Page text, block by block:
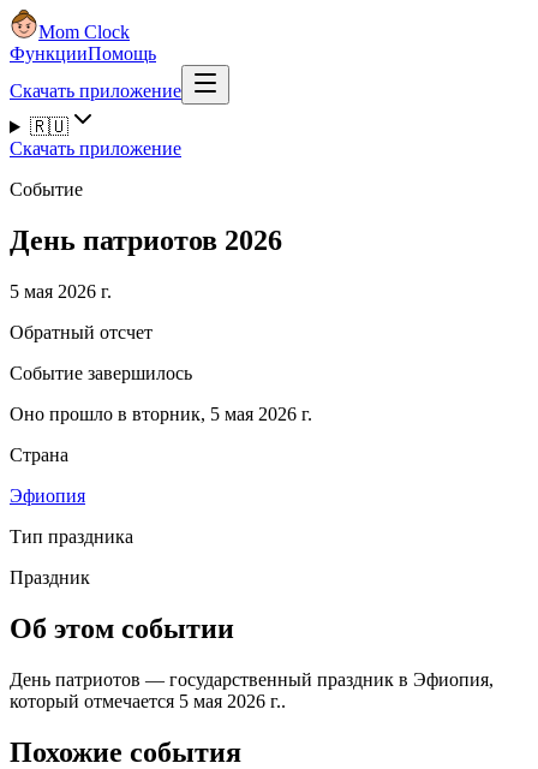
Mom Clock
ФункцииПомощь
Скачать приложение
🇷🇺
Скачать приложение
Событие
День патриотов 2026
5 мая 2026 г.
Обратный отсчет
Событие завершилось
Оно прошло в вторник, 5 мая 2026 г.
Страна
Эфиопия
Тип праздника
Праздник
Об этом событии
День патриотов — государственный праздник в Эфиопия,
который отмечается 5 мая 2026 г..
Похожие события